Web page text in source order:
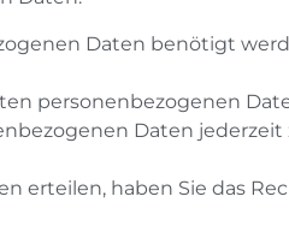
Daten benötigt
personenbezogenen
Daten
erteilen, haben Sie das